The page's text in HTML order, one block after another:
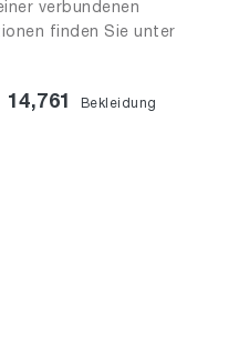
verbundenen
finden Sie unter
14,761 Bekleidung